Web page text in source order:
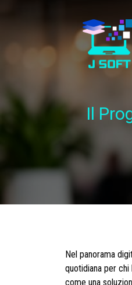
Il
Nel panorama
quotidiana per
come una